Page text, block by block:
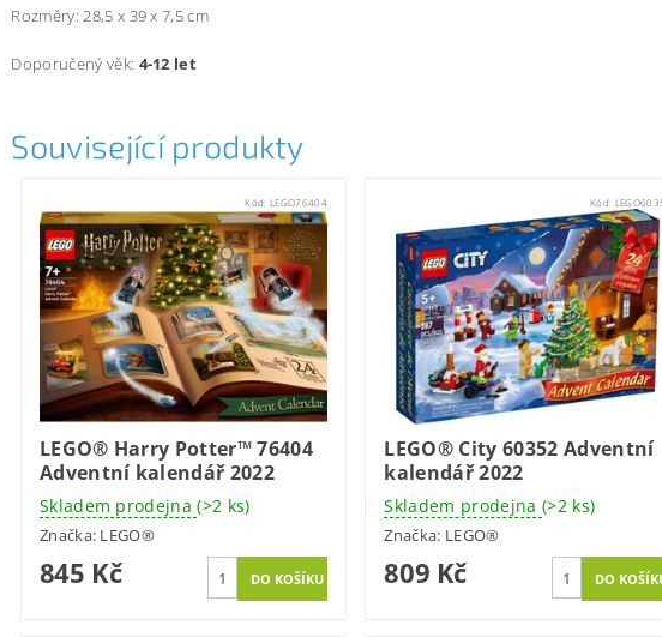
Rozměry: 28,5 x 39 x 7,5 cm
Doporučený věk: 4-12 let
Související produkty
Kód:LEGO76404
LEGO® Harry Potter™ 76404
Adventní kalendář 2022
Skladem prodejna(>2 ks)
Značka: LEGO®
845 Kč
Kód:
LEGO® City 60352 Adventní
kalendář 2022
Skladem prodejna (>2 ks)
Značka: LEGO®
809 Kč